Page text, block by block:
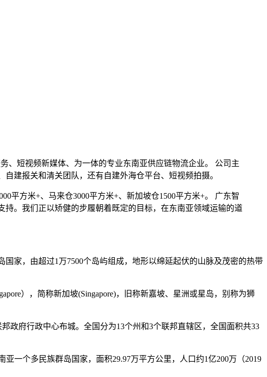
、短视频新媒体、为一体的专业东南亚供应链物流企业。 公司主
建报关和清关团队，还有自建外海仓平台、短视频拍摄。
平方米+、马来仓3000平方米+、新加坡仓1500平方米+。 广东智
。我们正以矫健的步履朝着既定的目标，在东南亚领域运输的道
家，由超过1万7500个岛屿组成，地形以绵延起伏的山脉及茂密的热带
），简称新加坡(Singapore)，旧称新嘉坡、星洲或星岛，别称为狮
府行政中心布城。全国分为13个州和3个联邦直辖区，全国面积共33
一个多民族群岛国家，面积29.97万平方公里，人口约1亿200万（2019